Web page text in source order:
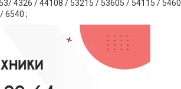
4326 / 44108 / 53215 / 53605 / 54115 / 5460
6540 ;